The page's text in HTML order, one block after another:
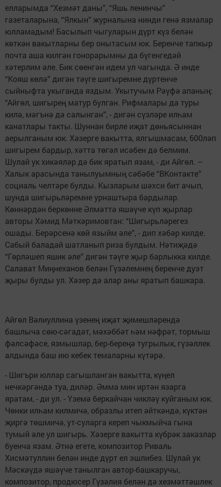
елларымда “Хезмәт даны”, “Яшь ленинчы”
газеталарына, “Ялкын” журналына нинди генә язмалар
юлламадым! Басылып чыгуларын дүрт күз белән
көткән вакытларны бер онытасым юк. Беренче тапкыр
почта аша килгән гонорарымны да бүгенгедәй
хәтерлим әле. Бик сөенгән идем ул чагында. Ә инде
“Кояш көлә” дигән тәүге шигыремне дүртенче
сыйныфта укыганда яздым. Укытучым Рәүфә апаның:
“Айгөл, шигырең матур булган. Рифмалары да туры
килә, мәгънә дә салынган”, - дигән сүзләре илһам
канатлары такты. Шуннан бирле иҗат дөньясыннан
аерылганым юк. Хәзерге вакытта, ялгышмасам, 600ләп
шигырем бардыр, хәтта төгәл исәбен дә белмим.
Шулай ук хикәяләр дә бик яратып язам, - ди Айгөл. –
Халык арасында танылуымның сәбәбе “ВКонтакте”
социаль челтәре булды. Кызларым шәхси бит ачып,
шунда шигырьләремне урнаштыра бардылар.
Көннәрдән беркөнне Әлмәттә яшәүче күп җырлар
авторы Хәмид Мәткәримовтан: “Шигырьләрегез
ошады. Берәрсенә көй языйм әле”, - дип хәбәр килде.
Сабый баладай шатланып риза булдым. Нәтиҗәдә
“Гөрләшеп яшик әле” дигән тәүге җыр барлыкка килде.
Салават Миңнеханов белән Гүзәлемнең беренче дуэт
җыры булды ул. Хәзер дә алар аны яратып башкара.
Айгөл Вәлиуллина үзенең иҗат җимешләрендә
башлыча сөю-сәгадәт, мәхәббәт һәм нәфрәт, тормыш
фәлсәфәсе, язмышлар, бер-береңә тугрылык, гүзәллек
алдында баш ию кебек темаларны күтәрә.
- Шигъри юллар сагышланган вакытта, күңел
нечкәргәндә туа, диләр. Әмма мин иртән язарга
яратам, - ди ул. - Үземә беркайчан чикләү куйганым юк.
Чөнки илһам килмичә, образлы итеп әйткәндә, күктән
җиргә төшмичә, ут-суларга кереп чыкмыйча гына
тумый әле ул шигырь. Хәзерге вакытта күбрәк заказлар
буенча язам. Әтнә егете, композитор Риваль
Хисмәтуллин белән инде дүрт ел эшлибез. Шулай ук
Мәскәүдә яшәүче танылган автор-башкаручы,
композитор, продюсер Гүзәлия белән дә хезмәттәшлек